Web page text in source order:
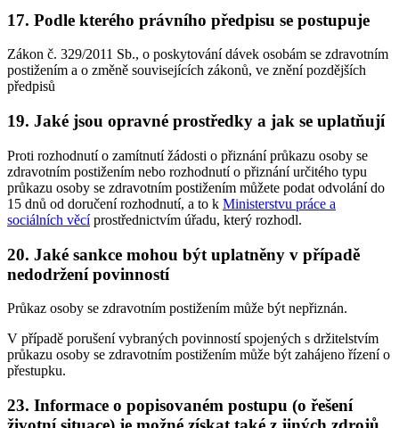
17. Podle kterého právního předpisu se postupuje
Zákon č. 329/2011 Sb., o poskytování dávek osobám se zdravotním
postižením a o změně souvisejících zákonů, ve znění pozdějších
předpisů
19. Jaké jsou opravné prostředky a jak se uplatňují
Proti rozhodnutí o zamítnutí žádosti o přiznání průkazu osoby se
zdravotním postižením nebo rozhodnutí o přiznání určitého typu
průkazu osoby se zdravotním postižením můžete podat odvolání do
15 dnů od doručení rozhodnutí, a to k Ministerstvu práce a
sociálních věcíprostřednictvím úřadu, který rozhodl.
20. Jaké sankce mohou být uplatněny v případě
nedodržení povinností
Průkaz osoby se zdravotním postižením může být nepřiznán.
V případě porušení vybraných povinností spojených s držitelstvím
průkazu osoby se zdravotním postižením může být zahájeno řízení o
přestupku.
23. Informace o popisovaném postupu (o řešení